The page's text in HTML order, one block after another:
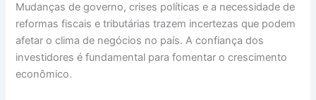
Mudanças de governo, crises políticas e a necessidade de
reformas fiscais e tributárias trazem incertezas que podem
afetar o clima de negócios no país. A confiança dos
investidores é fundamental para fomentar o crescimento
econômico.